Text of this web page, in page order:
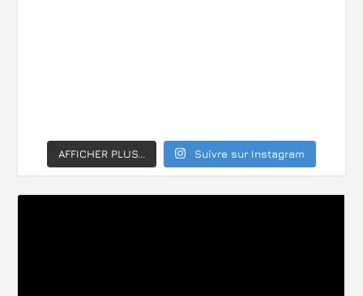
AFFICHER PLUS... Suivre sur Instagram